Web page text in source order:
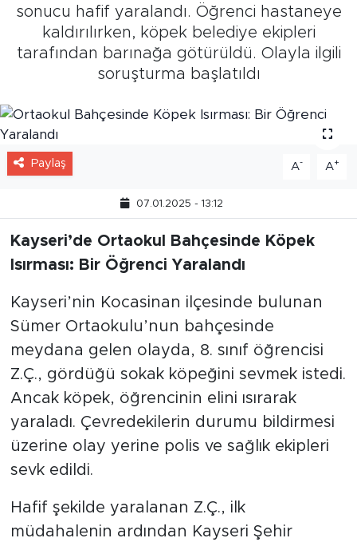
sonucu hafif yaralandı. Öğrenci hastaneye
kaldırılırken, köpek belediye ekipleri
tarafından barınağa götürüldü. Olayla ilgili
soruşturma başlatıldı
Paylaş A- A+
07.01.2025 - 13:12
Kayseri’de Ortaokul Bahçesinde Köpek
Isırması: Bir Öğrenci Yaralandı
Kayseri’nin Kocasinan ilçesinde bulunan
Sümer Ortaokulu’nun bahçesinde
meydana gelen olayda, 8. sınıf öğrencisi
Z.Ç., gördüğü sokak köpeğini sevmek istedi.
Ancak köpek, öğrencinin elini ısırarak
yaraladı. Çevredekilerin durumu bildirmesi
üzerine olay yerine polis ve sağlık ekipleri
sevk edildi.
Hafif şekilde yaralanan Z.Ç., ilk
müdahalenin ardından Kayseri Şehir